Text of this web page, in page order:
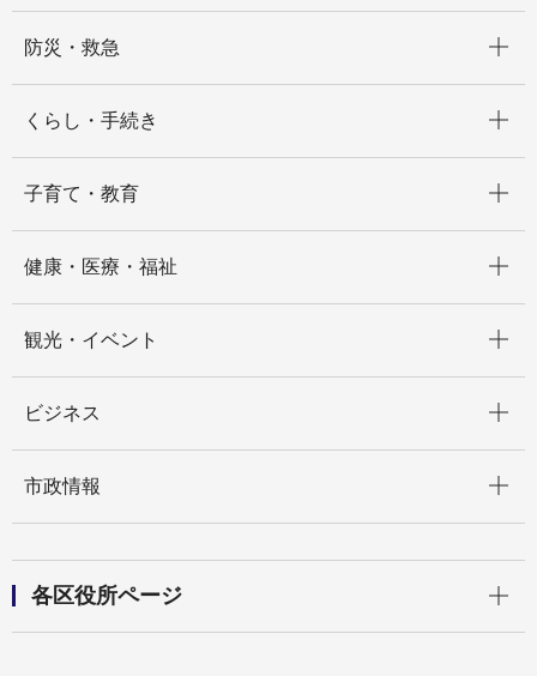
防災・救急
くらし・手続き
子育て・教育
健康・医療・福祉
観光・イベント
ビジネス
市政情報
各区役所ページ